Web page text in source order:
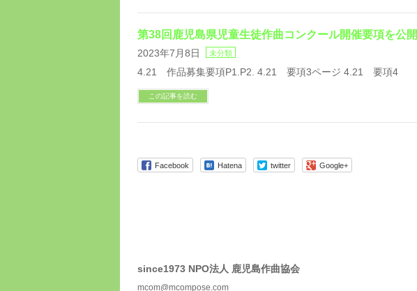
第38回鹿児島県児童生徒作曲コンクール開催要項を公開
2023年7月8日 未分類
4.21 作品募集要項P1.P2. 4.21 要項3ページ 4.21 要項4
この記事を読む
Facebook Hatena twitter Google+
since1973 NPO法人 鹿児島作曲協会
mcom@mcompose.com